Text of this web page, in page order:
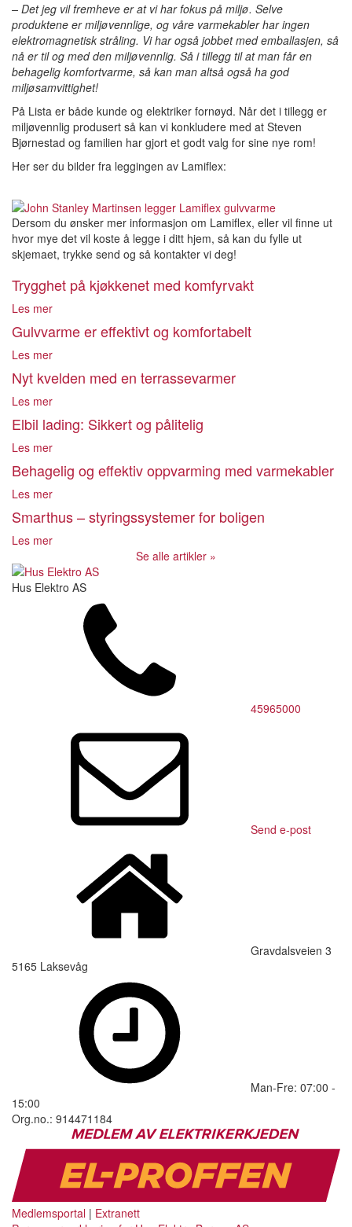
– Det jeg vil fremheve er at vi har fokus på miljø. Selve
produktene er miljøvennlige, og våre varmekabler har ingen
elektromagnetisk stråling. Vi har også jobbet med emballasjen, så
nå er til og med den miljøvennlig. Så i tillegg til at man får en
behagelig komfortvarme, så kan man altså også ha god
miljøsamvittighet!
På Lista er både kunde og elektriker fornøyd. Når det i tillegg er
miljøvennlig produsert så kan vi konkludere med at Steven
Bjørnestad og familien har gjort et godt valg for sine nye rom!
Her ser du bilder fra leggingen av Lamiflex:
Dersom du ønsker mer informasjon om Lamiflex, eller vil finne ut
hvor mye det vil koste å legge i ditt hjem, så kan du fylle ut
skjemaet, trykke send og så kontakter vi deg!
Trygghet på kjøkkenet med komfyrvakt
Les mer
Gulvvarme er effektivt og komfortabelt
Les mer
Nyt kvelden med en terrassevarmer
Les mer
Elbil lading: Sikkert og pålitelig
Les mer
Behagelig og effektiv oppvarming med varmekabler
Les mer
Smarthus – styringssystemer for boligen
Les mer
Se alle artikler »
Hus Elektro AS
45965000
Send e-post
Gravdalsveien 3
5165 Laksevåg
Man-Fre: 07:00 -
15:00
Org.no.: 914471184
Medlemsportal | Extranett